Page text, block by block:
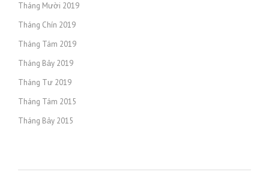
Tháng Mười 2019
Tháng Chín 2019
Tháng Tám 2019
Tháng Bảy 2019
Tháng Tư 2019
Tháng Tám 2015
Tháng Bảy 2015